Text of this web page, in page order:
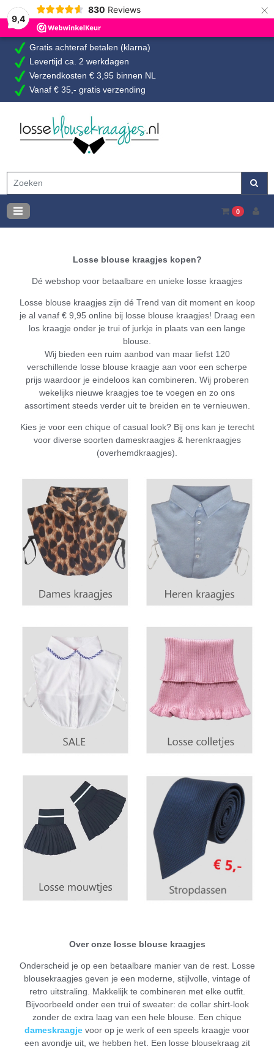
9,4
830 Reviews ×
Gratis achteraf betalen (klarna)
Levertijd ca. 2 werkdagen
Verzendkosten € 3,95 binnen NL
Vanaf € 35,- gratis verzending
0
Losse blouse kraagjes kopen?
Dé webshop voor betaalbare en unieke losse kraagjes
Losse blouse kraagjes zijn dé Trend van dit moment en koop
je al vanaf € 9,95 online bij losse blouse kraagjes! Draag een
los kraagje onder je trui of jurkje in plaats van een lange
blouse.
Wij bieden een ruim aanbod van maar liefst 120
verschillende losse blouse kraagje aan voor een scherpe
prijs waardoor je eindeloos kan combineren. Wij proberen
wekelijks nieuwe kraagjes toe te voegen en zo ons
assortiment steeds verder uit te breiden en te vernieuwen.
Kies je voor een chique of casual look? Bij ons kan je terecht
voor diverse soorten dameskraagjes & herenkraagjes
(overhemdkraagjes).
Over onze losse blouse kraagjes
Onderscheid je op een betaalbare manier van de rest. Losse
blousekraagjes geven je een moderne, stijlvolle, vintage of
retro uitstraling. Makkelijk te combineren met elke outfit.
Bijvoorbeeld onder een trui of sweater: de collar shirt-look
zonder de extra laag van een hele blouse. Een chique
dameskraagje voor op je werk of een speels kraagje voor
een avondje uit, we hebben het. Een losse blousekraag zit